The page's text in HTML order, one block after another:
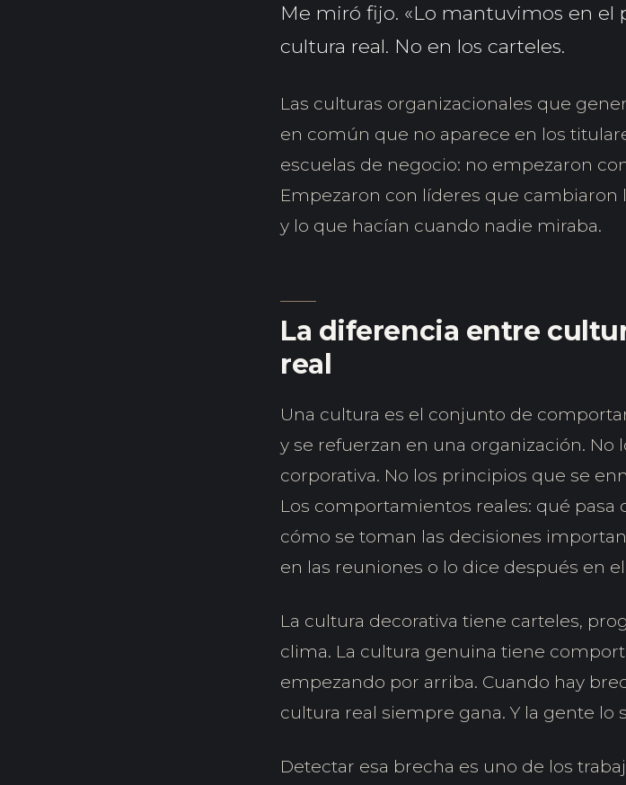
Me miró fijo. «Lo mantuvimos en el
cultura real. No en los carteles.
Las culturas organizacionales que
en común que no aparece en los
escuelas de negocio: no empezaron
Empezaron con líderes que cambiaron
y lo que hacían cuando nadie miraba.
La diferencia entre
real
Una cultura es el conjunto de
y se refuerzan en una organización. No
corporativa. No los principios que se
Los comportamientos reales: qué
cómo se toman las decisiones
en las reuniones o lo dice después en
La cultura decorativa tiene carteles,
clima. La cultura genuina tiene
empezando por arriba. Cuando hay
cultura real siempre gana. Y la gente lo
Detectar esa brecha es uno de los